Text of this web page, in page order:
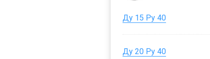
Ду 15 Ру 40
Ду 20 Ру 40